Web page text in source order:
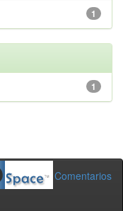
1
1
Comentarios